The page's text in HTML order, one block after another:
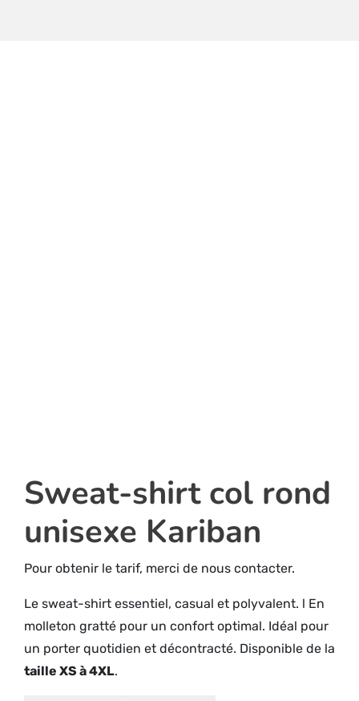
Sweat-shirt col rond
unisexe Kariban
Pour obtenir le tarif, merci de nous contacter.
Le sweat-shirt essentiel, casual et polyvalent. l En
molleton gratté pour un confort optimal. Idéal pour
un porter quotidien et décontracté. Disponible de la
taille XS à 4XL.